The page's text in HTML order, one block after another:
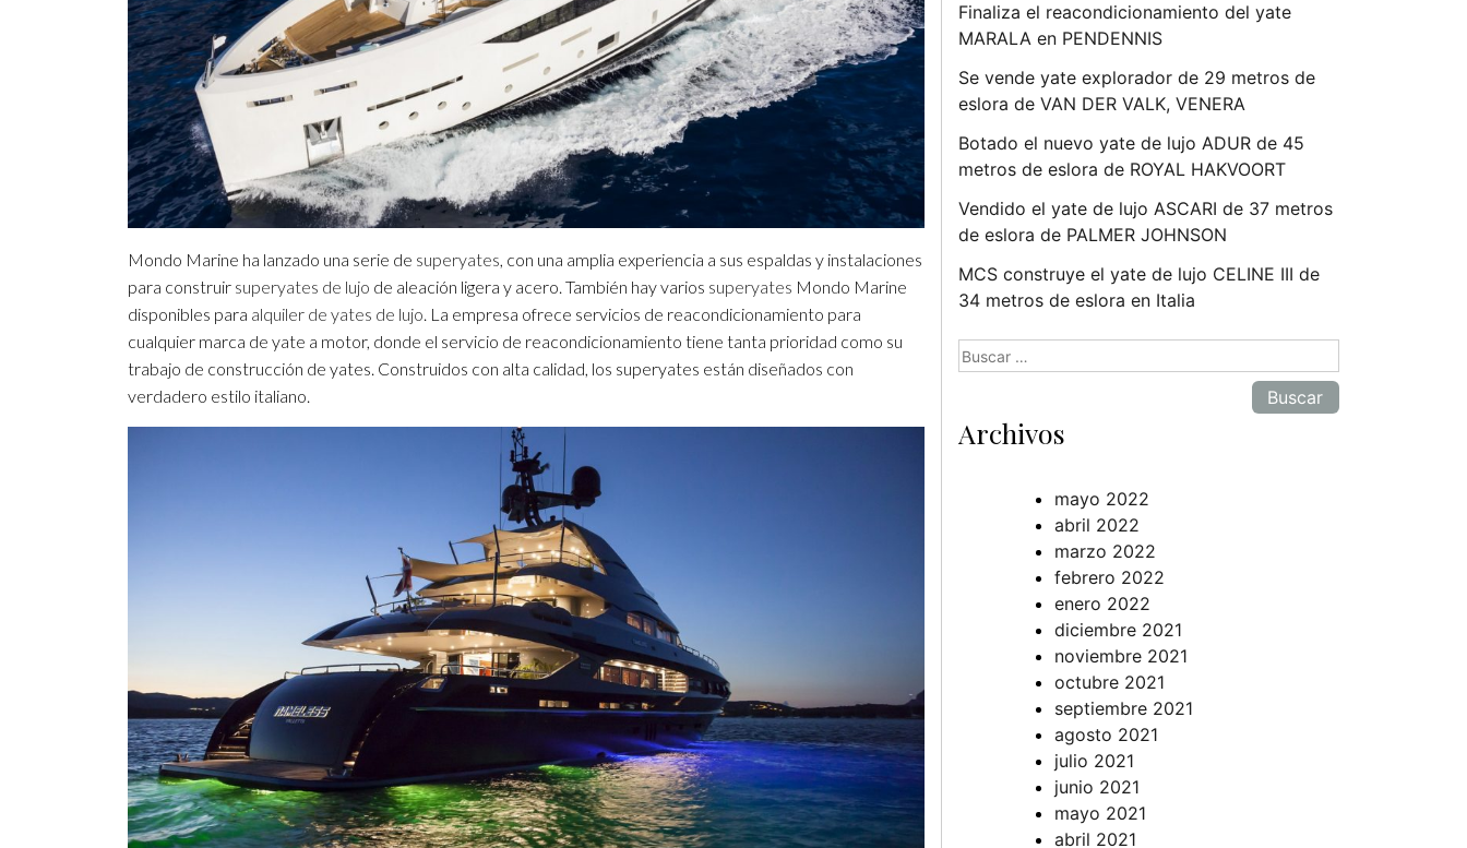
Mondo Marine ha lanzado una serie de superyates, con una amplia experiencia a sus espaldas y instalaciones
para construir superyates de lujo de aleación ligera y acero. También hay varios superyates Mondo Marine
disponibles para alquiler de yates de lujo. La empresa ofrece servicios de reacondicionamiento para
cualquier marca de yate a motor, donde el servicio de reacondicionamiento tiene tanta prioridad como su
trabajo de construcción de yates. Construidos con alta calidad, los superyates están diseñados con
verdadero estilo italiano.
Finaliza el reacondicionamiento del yate
MARALA en PENDENNIS
Se vende yate explorador de 29 metros de
eslora de VAN DER VALK, VENERA
Botado el nuevo yate de lujo ADUR de 45
metros de eslora de ROYAL HAKVOORT
Vendido el yate de lujo ASCARI de 37 metros
de eslora de PALMER JOHNSON
MCS construye el yate de lujo CELINE III de
34 metros de eslora en Italia
Buscar:
Archivos
mayo 2022
abril 2022
marzo 2022
febrero 2022
enero 2022
diciembre 2021
noviembre 2021
octubre 2021
septiembre 2021
agosto 2021
julio 2021
junio 2021
mayo 2021
abril 2021